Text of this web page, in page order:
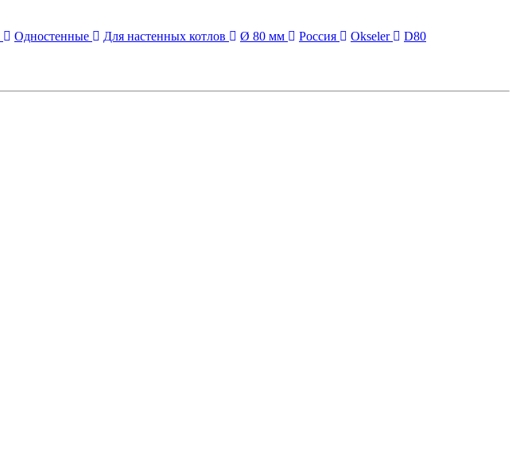
Одностенные Для настенных котлов Ø 80 мм Россия Okseler D80